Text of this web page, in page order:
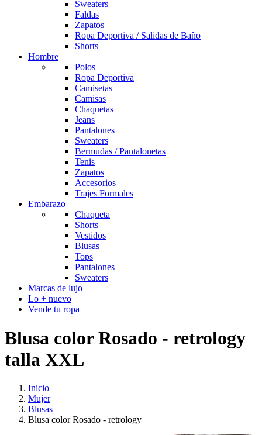
Sweaters
Faldas
Zapatos
Ropa Deportiva / Salidas de Baño
Shorts
Hombre
Polos
Ropa Deportiva
Camisetas
Camisas
Chaquetas
Jeans
Pantalones
Sweaters
Bermudas / Pantalonetas
Tenis
Zapatos
Accesorios
Trajes Formales
Embarazo
Chaqueta
Shorts
Vestidos
Blusas
Tops
Pantalones
Sweaters
Marcas de lujo
Lo + nuevo
Vende tu ropa
Blusa color Rosado - retrology
talla XXL
Inicio
Mujer
Blusas
Blusa color Rosado - retrology